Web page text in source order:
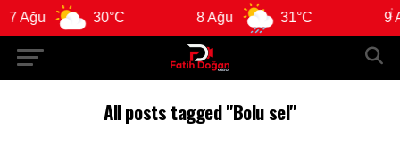
Ağu 30°C 8 Ağu 31°C 9
All posts tagged "Bolu sel"